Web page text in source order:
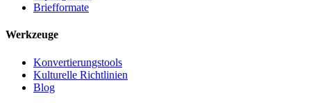
Briefformate
Werkzeuge
Konvertierungstools
Kulturelle Richtlinien
Blog